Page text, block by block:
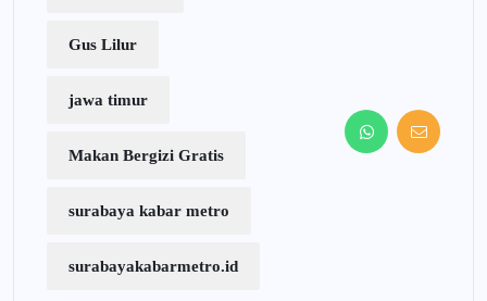
Gus Lilur
jawa timur
Makan Bergizi Gratis
surabaya kabar metro
surabayakabarmetro.id